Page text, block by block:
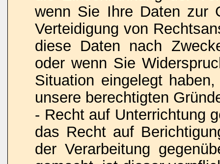
wenn Sie Ihre Daten zur
Verteidigung von
diese Daten nach
oder wenn Sie
Situation eingelegt
unsere berechtigten
- Recht auf Unterrichtung
das Recht auf
der Verarbeitung